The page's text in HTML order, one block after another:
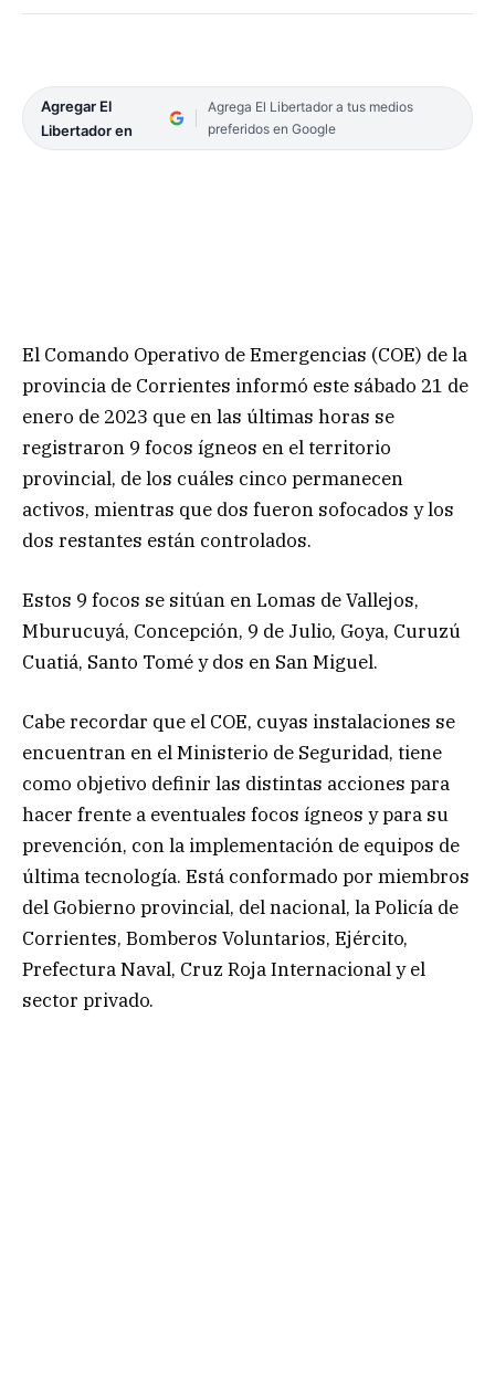
Agregar El
Libertador en
Agrega El Libertador a tus medios
preferidos en Google
El Comando Operativo de Emergencias (COE) de la
provincia de Corrientes informó este sábado 21 de
enero de 2023 que en las últimas horas se
registraron 9 focos ígneos en el territorio
provincial, de los cuáles cinco permanecen
activos, mientras que dos fueron sofocados y los
dos restantes están controlados.
Estos 9 focos se sitúan en Lomas de Vallejos,
Mburucuyá, Concepción, 9 de Julio, Goya, Curuzú
Cuatiá, Santo Tomé y dos en San Miguel.
Cabe recordar que el COE, cuyas instalaciones se
encuentran en el Ministerio de Seguridad, tiene
como objetivo definir las distintas acciones para
hacer frente a eventuales focos ígneos y para su
prevención, con la implementación de equipos de
última tecnología. Está conformado por miembros
del Gobierno provincial, del nacional, la Policía de
Corrientes, Bomberos Voluntarios, Ejército,
Prefectura Naval, Cruz Roja Internacional y el
sector privado.